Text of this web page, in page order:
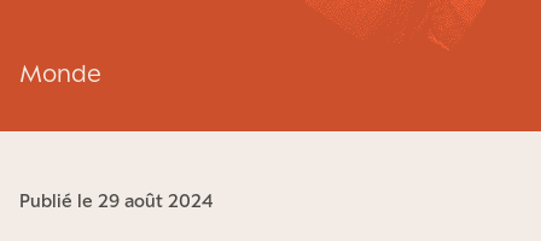
Monde
Publié le 29 août 2024